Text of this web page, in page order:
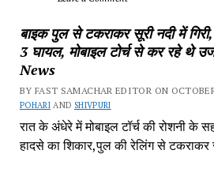
बाइक पुल से टकराकर सूरी नदी में
3 घायल, मोबाइल टोर्च से कर रहे थे
News
BY FAST SAMACHAR EDITOR ON
POHARI AND SHIVPURI
रात के अंधेरे में मोबाइल टॉर्च की रोशनी के
हादसे का शिकार,पुल की रेलिंग से टकराकर